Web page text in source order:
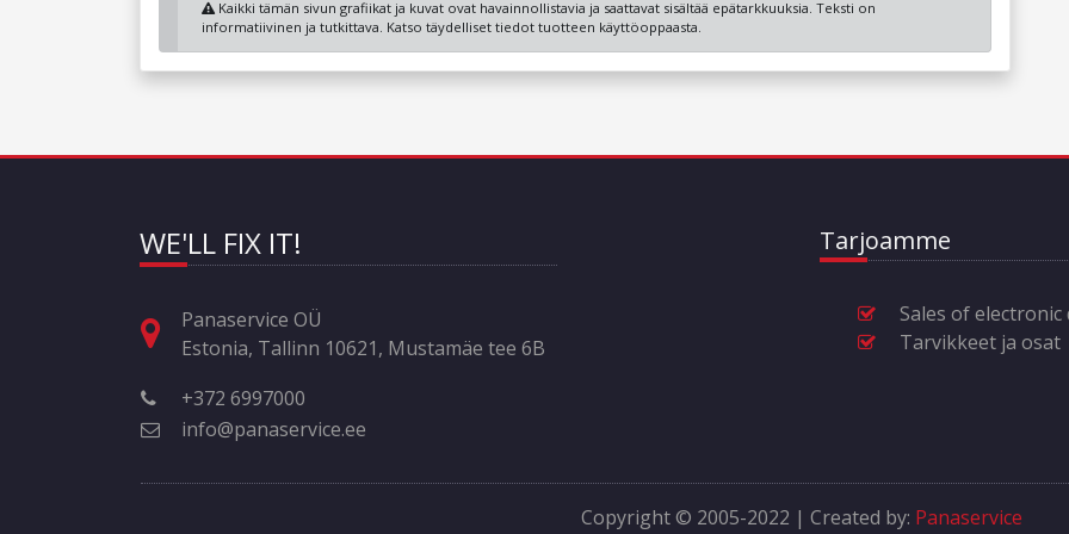
Kaikki tämän sivun grafiikat ja kuvat ovat havainnollistavia ja saattavat sisältää epätarkkuuksia. Teksti on
informatiivinen ja tutkittava. Katso täydelliset tiedot tuotteen käyttöoppaasta.
WE'LL FIX IT!
Panaservice OÜ
Estonia, Tallinn 10621, Mustamäe tee 6B
+372 6997000
info@panaservice.ee
Tarjoamme
Sales of electronic
Tarvikkeet ja osat
Copyright © 2005-2022 | Created by: Panaservice